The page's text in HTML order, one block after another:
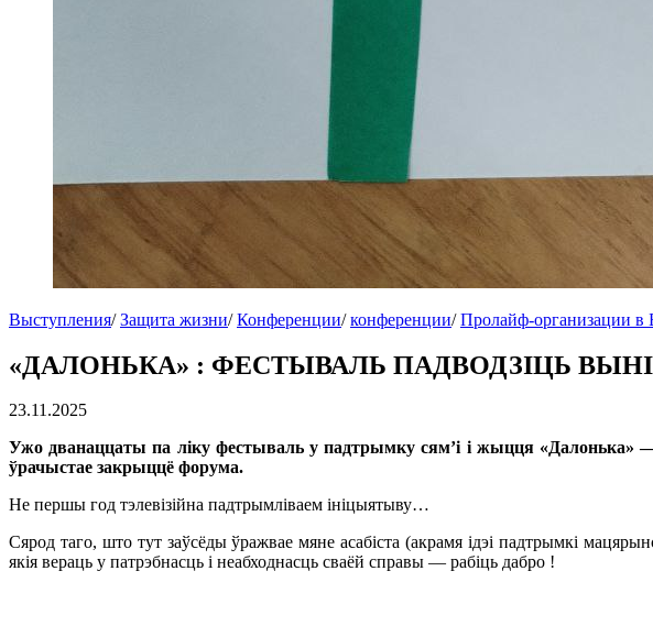
Выступления/Защита жизни/Конференции/конференции/Пролайф-организации в
«ДАЛОНЬКА» : ФЕСТЫВАЛЬ ПАДВОДЗІЦЬ
23.11.2025
Ужо дванаццаты па ліку фестываль у падтрымку сям’і і жыцця
ўрачыстае закрыццё форума.
Не першы год тэлевізійна падтрымліваем ініцыятыву…
Сярод таго, што тут заўсёды ўражвае мяне асабіста (акрамя ідэі падтрымкі
якія вераць у патрэбнасць і неабходнасць сваёй справы — рабіць дабро !